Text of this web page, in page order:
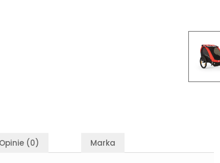
Opinie (0) Marka